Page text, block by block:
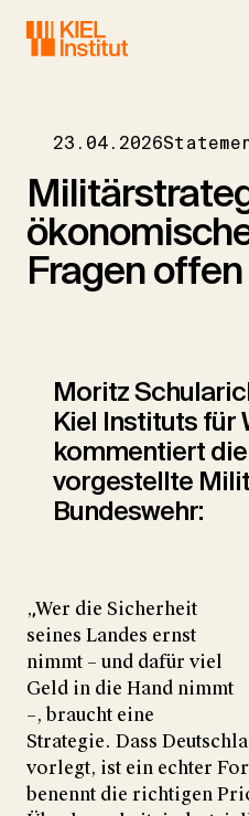
23.04.2026
Fragen offen
Moritz
Kiel Instituts für
kommentiert
vorgestellte
Bundeswehr:
„Wer die Sicherheit
seines Landes ernst
nimmt – und dafür viel
Geld in die Hand nimmt
–, braucht eine
Strategie. Dass
vorlegt, ist ein echter
benennt die richtigen